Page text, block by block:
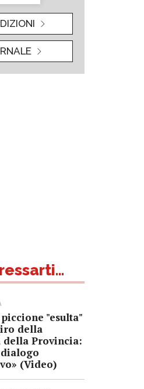
"esulta"
della
della Provincia:
(Video)